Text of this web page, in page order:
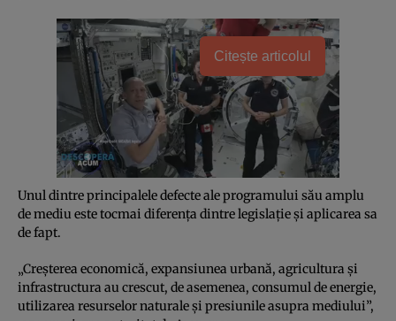
Citește articolul
Unul dintre principalele defecte ale programului său amplu
de mediu este tocmai diferenţa dintre legislaţie şi aplicarea sa
de fapt.
„Creşterea economică, expansiunea urbană, agricultura şi
infrastructura au crescut, de asemenea, consumul de energie,
utilizarea resurselor naturale şi presiunile asupra mediului”,